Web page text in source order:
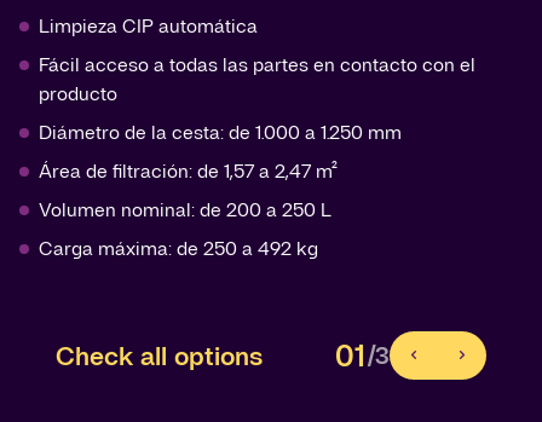
Limpieza CIP automática
Fácil acceso a todas las partes en contacto con el
producto
Diámetro de la cesta: de 1.000 a 1.250 mm
Área de filtración: de 1,57 a 2,47 m²
Volumen nominal: de 200 a 250 L
Carga máxima: de 250 a 492 kg
Check all options 01/3